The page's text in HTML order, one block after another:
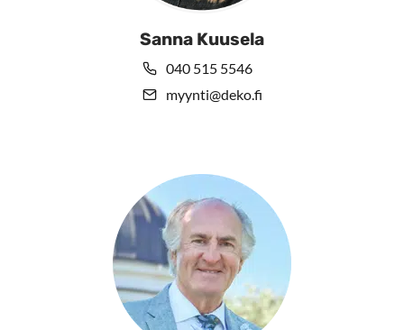
Sanna Kuusela
040 515 5546
myynti@deko.fi